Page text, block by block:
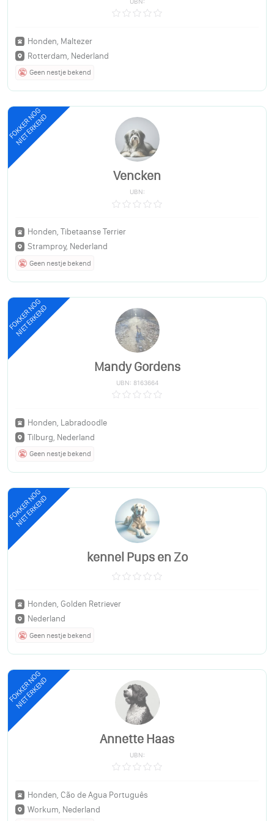
Honden, Maltezer
Rotterdam, Nederland
Geen nestje bekend
FOKKER NOG
NIET ERKEND
Vencken
UBN:
Honden, Tibetaanse Terrier
Stramproy, Nederland
Geen nestje bekend
FOKKER NOG
NIET ERKEND
Mandy Gordens
UBN: 8163664
Honden, Labradoodle
Tilburg, Nederland
Geen nestje bekend
FOKKER NOG
NIET ERKEND
kennel Pups en Zo
Honden, Golden Retriever
Nederland
Geen nestje bekend
FOKKER NOG
NIET ERKEND
Annette Haas
UBN:
Honden, Cão de Agua Português
Workum, Nederland